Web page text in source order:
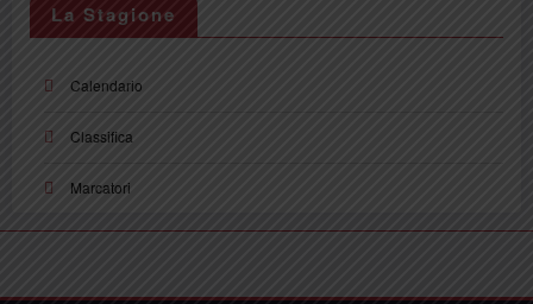
La Stagione
Calendario
Classifica
Marcatori